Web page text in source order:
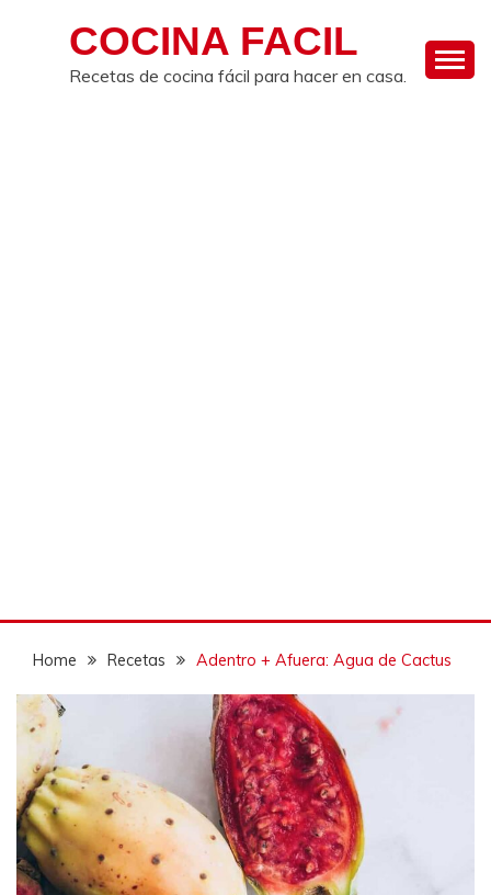
COCINA FACIL
Recetas de cocina fácil para hacer en casa.
Home Recetas Adentro + Afuera: Agua de Cactus